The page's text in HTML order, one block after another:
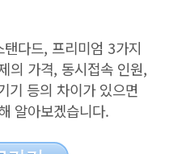
탠다드, 프리미엄 3가지
의 가격, 동시접속 인원,
기 등의 차이가 있으면
알아보겠습니다.